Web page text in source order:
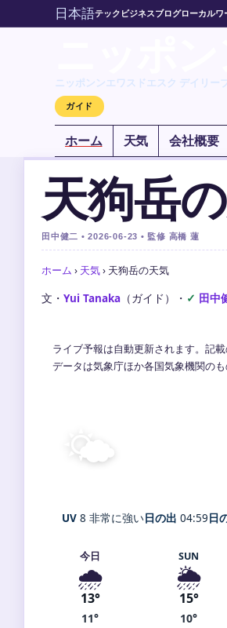
日本語テック ビジネスブログローカルワ
ニッポンンエワスドエスク デイリー
ガイド
ホーム 天気 会社概要
天狗岳
田中健二 • 2026-06-23 • 監修 高橋 蓮
ホーム › 天気› 天狗岳の天気
文・ Yui Tanaka （ガイド） ・ 田中
ライブ予報は自動更新されます。記
データは気象庁ほか各国気象機関の
🌤️
UV 8 非常に強い日の出 04:59日
今日
🌧️
13°
11°
SUN
🌦️
15°
10°